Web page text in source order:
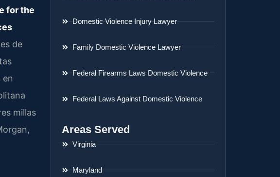
for the
de
en
millas
Domestic Violence Injury Lawyer
Family Domestic Violence Lawyer
Federal Firearms Laws Domestic Violence
Federal Laws Against Domestic Violence
Areas Served
Virginia
Maryland